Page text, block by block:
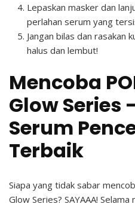
Lepaskan masker dan
perlahan serum yang
Jangan bilas dan rasakan
halus dan lembut!
Mencoba
Glow Series
Serum
Terbaik
Siapa yang tidak sabar
Glow Series? SAYAAA!